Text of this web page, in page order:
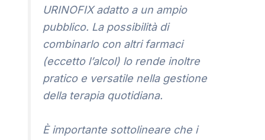
URINOFIX adatto a un ampio
pubblico. La possibilità di
combinarlo con altri farmaci
(eccetto l’alcol) lo rende inoltre
pratico e versatile nella gestione
della terapia quotidiana.
È importante sottolineare che i